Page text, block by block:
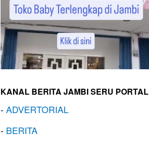
KANAL BERITA JAMBI SERU PORTAL
-ADVERTORIAL
- BERITA